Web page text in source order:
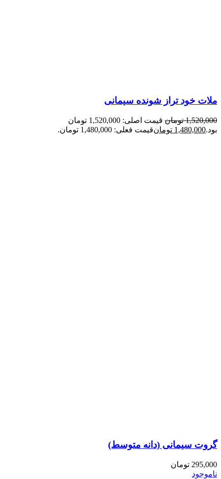
ملات خود تراز شونده سیمانی
1,520,000 تومان
قیمت اصلی: 1,520,000 تومان
بود.1,480,000 تومانقیمت فعلی: 1,480,000 تومان.
گروت سیمانی (دانه متوسط)
295,000 تومان
ناموجود